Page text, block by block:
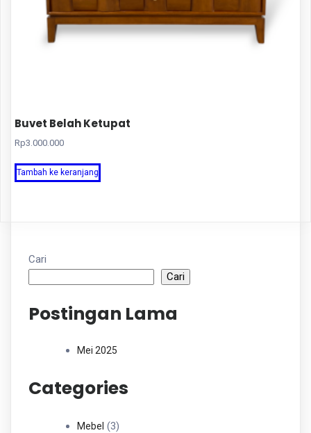
Buvet Belah Ketupat
Rp3.000.000
Tambah ke keranjang
Cari
Cari
Postingan Lama
Mei 2025
Categories
Mebel 33